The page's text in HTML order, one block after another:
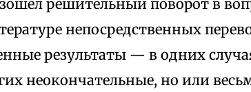
решительный поворот в
непосредственных
результаты — в одних
неокончательные, но или